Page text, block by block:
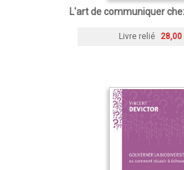
L'art de communiquer
Livre relié 28,00